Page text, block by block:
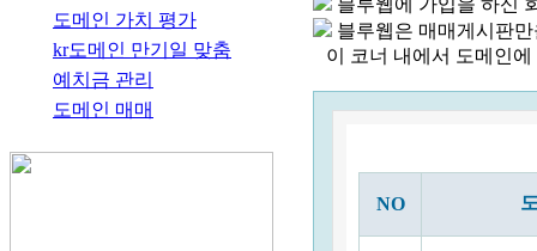
도메인 가치 평가
kr도메인 만기일 맞춤
예치금 관리
도메인 매매
블루웹은 매매게시판
이 코너 내에서 도메인
NO